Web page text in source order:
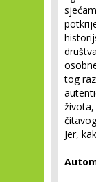
tog
Jer,